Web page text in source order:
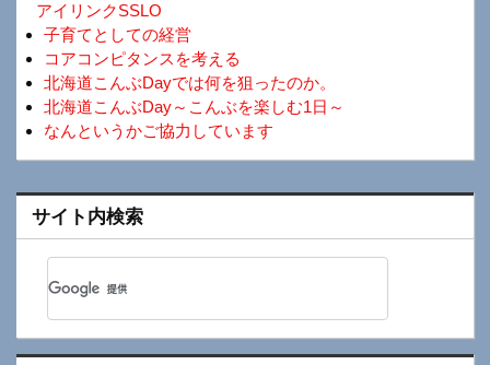
アイリンクSSLO
子育てとしての経営
コアコンピタンスを考える
北海道こんぶDayでは何を狙ったのか。
北海道こんぶDay～こんぶを楽しむ1日～
なんというかご協力しています
サイト内検索